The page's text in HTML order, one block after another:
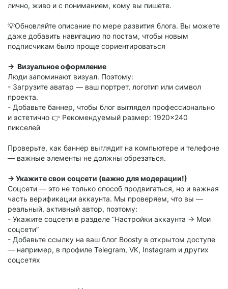
лично, живо и с пониманием, кому вы пишете.
💡Обновляйте описание по мере развития блога. Вы можете
даже добавить навигацию по постам, чтобы новым
подписчикам было проще сориентироваться
→ Визуальное оформление
Люди запоминают визуал. Поэтому:
- Загрузите аватар — ваш портрет, логотип или символ
проекта.
- Добавьте баннер, чтобы блог выглядел профессионально
и эстетично 👉 Рекомендуемый размер: 1920×240
пикселей
Проверьте, как баннер выглядит на компьютере и телефоне
— важные элементы не должны обрезаться.
→ Укажите свои соцсети (важно для модерации!)
Соцсети — это не только способ продвигаться, но и важная
часть верификации аккаунта. Мы проверяем, что вы —
реальный, активный автор, поэтому:
- Укажите соцсети в разделе “Настройки аккаунта → Мои
соцсети”
- Добавьте ссылку на ваш блог Boosty в открытом доступе
— например, в профиле Telegram, VK, Instagram и других
соцсетях